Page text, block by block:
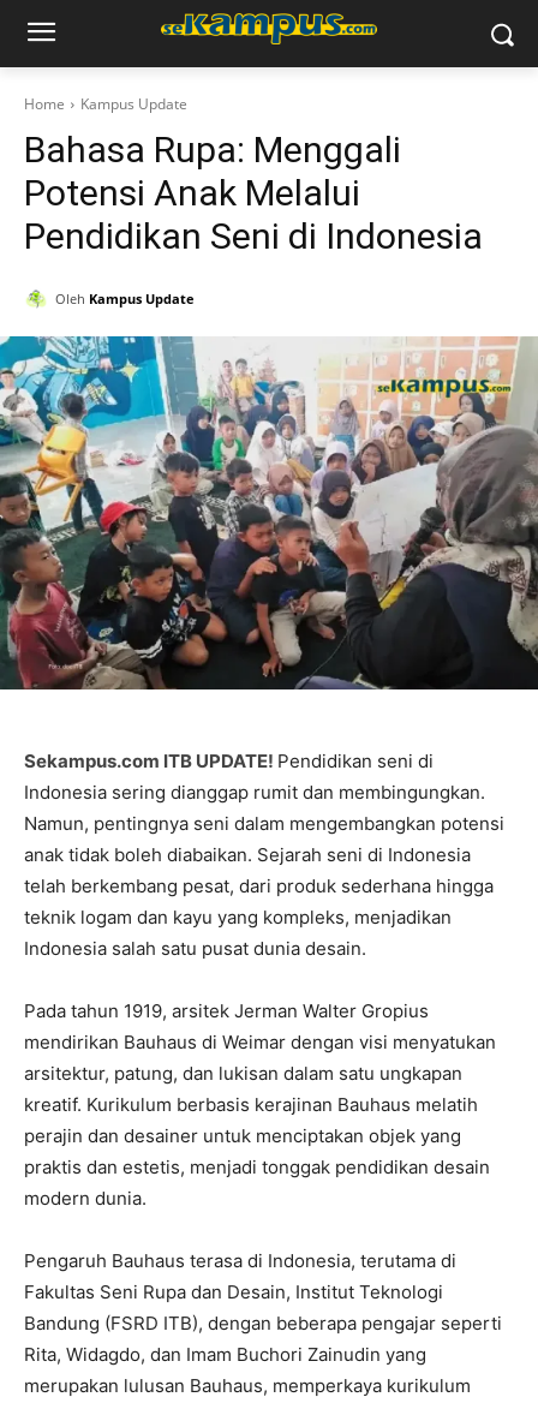
Home Kampus Update
Bahasa Rupa: Menggali
Potensi Anak Melalui
Pendidikan Seni di Indonesia
Oleh Kampus Update
Sekampus.com ITB UPDATE! Pendidikan seni di
Indonesia sering dianggap rumit dan membingungkan.
Namun, pentingnya seni dalam mengembangkan potensi
anak tidak boleh diabaikan. Sejarah seni di Indonesia
telah berkembang pesat, dari produk sederhana hingga
teknik logam dan kayu yang kompleks, menjadikan
Indonesia salah satu pusat dunia desain.
Pada tahun 1919, arsitek Jerman Walter Gropius
mendirikan Bauhaus di Weimar dengan visi menyatukan
arsitektur, patung, dan lukisan dalam satu ungkapan
kreatif. Kurikulum berbasis kerajinan Bauhaus melatih
perajin dan desainer untuk menciptakan objek yang
praktis dan estetis, menjadi tonggak pendidikan desain
modern dunia.
Pengaruh Bauhaus terasa di Indonesia, terutama di
Fakultas Seni Rupa dan Desain, Institut Teknologi
Bandung (FSRD ITB), dengan beberapa pengajar seperti
Rita, Widagdo, dan Imam Buchori Zainudin yang
merupakan lulusan Bauhaus, memperkaya kurikulum